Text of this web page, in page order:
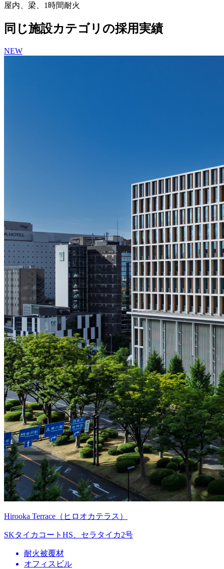
屋内、梁、1時間耐火
同じ施設カテゴリの採用実績
NEW
Hirooka Terrace（ヒロオカテラス）
SKタイカコートHS、セラタイカ2号
耐火被覆材
オフィスビル